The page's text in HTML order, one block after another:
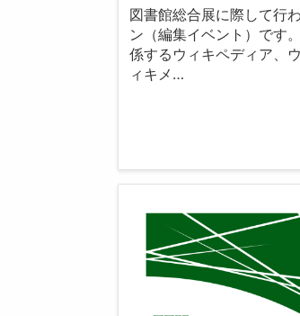
図書館総合展に際して行
ン（編集イベント）です
係するウィキペディア、
ィキメ…